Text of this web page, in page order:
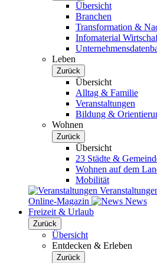
Übersicht
Branchen
Transformation &
Infomaterial
Leben
Zurück
Übersicht
Alltag & Familie
Veranstaltungen
Bildung &
Wohnen
Zurück
Übersicht
23 Städte &
Wohnen auf dem
Mobilität
Online-Magazin
News
Freizeit & Urlaub
Zurück
Übersicht
Entdecken & Erleben
Zurück